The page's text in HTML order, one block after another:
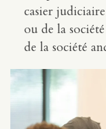
casier
ou de la
de la société